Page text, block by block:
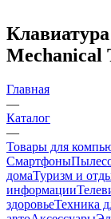
Mechanical
Главная
—
Каталог
—
Товары для
Смартфоны
домаТуризм и
информации
здоровьеТехника